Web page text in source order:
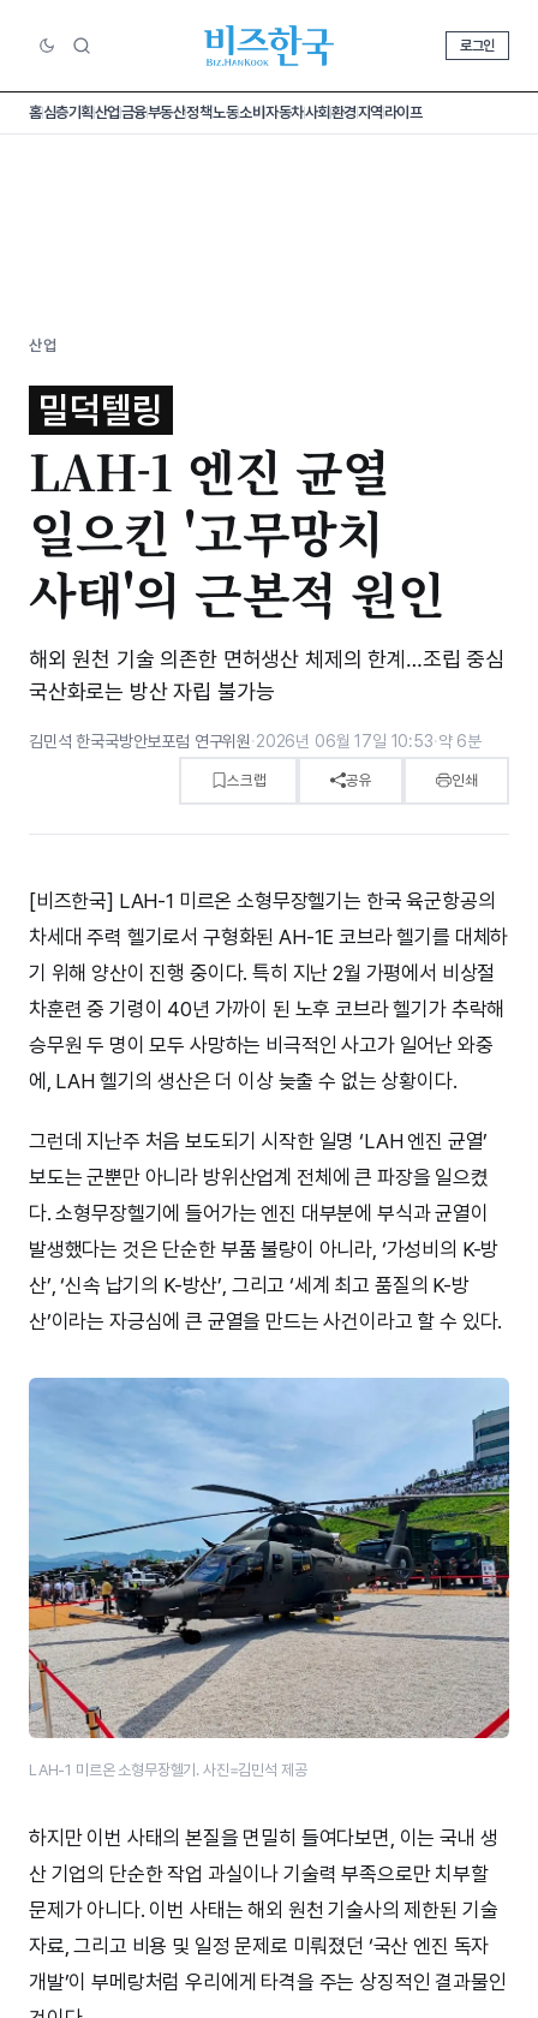
로그인
홈심층기획산업금융부동산정책노동소비 자동차사회환경지역라이프
산업
밀덕텔링
LAH-1 엔진 균열
일으킨 '고무망치
사태'의 근본적 원인
해외 원천 기술 의존한 면허생산 체제의 한계…조립 중심
국산화로는 방산 자립 불가능
김민석 한국국방안보포럼 연구위원·2026년 06월 17일 10:53·약 6분
스크랩 공유 인쇄
[비즈한국] LAH-1 미르온 소형무장헬기는 한국 육군항공의
차세대 주력 헬기로서 구형화된 AH-1E 코브라 헬기를 대체하
기 위해 양산이 진행 중이다. 특히 지난 2월 가평에서 비상절
차훈련 중 기령이 40년 가까이 된 노후 코브라 헬기가 추락해
승무원 두 명이 모두 사망하는 비극적인 사고가 일어난 와중
에, LAH 헬기의 생산은 더 이상 늦출 수 없는 상황이다.
그런데 지난주 처음 보도되기 시작한 일명 ‘LAH 엔진 균열’
보도는 군뿐만 아니라 방위산업계 전체에 큰 파장을 일으켰
다. 소형무장헬기에 들어가는 엔진 대부분에 부식과 균열이
발생했다는 것은 단순한 부품 불량이 아니라, ‘가성비의 K-방
산’, ‘신속 납기의 K-방산’, 그리고 ‘세계 최고 품질의 K-방
산’이라는 자긍심에 큰 균열을 만드는 사건이라고 할 수 있다.
LAH-1 미르온 소형무장헬기. 사진=김민석 제공
하지만 이번 사태의 본질을 면밀히 들여다보면, 이는 국내 생
산 기업의 단순한 작업 과실이나 기술력 부족으로만 치부할
문제가 아니다. 이번 사태는 해외 원천 기술사의 제한된 기술
자료, 그리고 비용 및 일정 문제로 미뤄졌던 ‘국산 엔진 독자
개발’이 부메랑처럼 우리에게 타격을 주는 상징적인 결과물인